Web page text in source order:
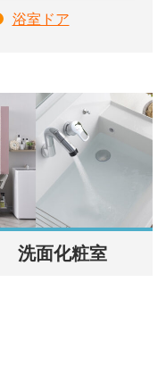
浴室ドア
洗面化粧室